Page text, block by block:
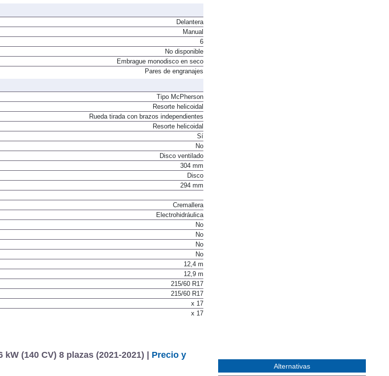
Delantera
Manual
6
No disponible
Embrague monodisco en seco
Pares de engranajes
Tipo McPherson
Resorte helicoidal
Rueda tirada con brazos independientes
Resorte helicoidal
Sí
No
Disco ventilado
304 mm
Disco
294 mm
Cremallera
Electrohidráulica
No
No
No
No
12,4 m
12,9 m
215/60 R17
215/60 R17
x 17
x 17
(140 CV) 8 plazas (2021-2021) | Precio y
Alternativas